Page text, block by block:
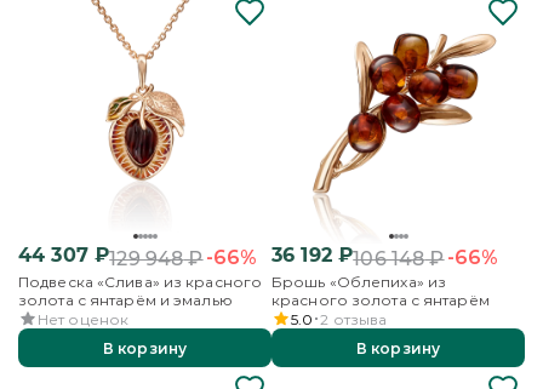
44 307₽129 948₽-66%
Подвеска «Слива» из красного
золота с янтарём и эмалью
Нет оценок
В корзину
36 192₽106 148₽-66%
Брошь «Облепиха» из
красного золота с янтарём
5.0 2 отзыва
В корзину